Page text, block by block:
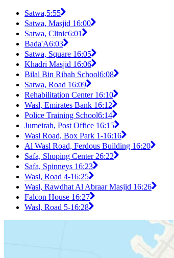
Satwa,5:55
Satwa, Masjid 16:00
Satwa, Clinic6:01
Bada'A6:03
Satwa, Square 16:05
Khadri Masjid 16:06
Bilal Bin Ribah School6:08
Satwa, Road 16:09
Rehabilitation Center 16:10
Wasl, Emirates Bank 16:12
Police Training School6:14
Jumeirah, Post Office 16:15
Wasl Road, Box Park 1-16:16
Al Wasl Road, Ferdous Building 16:20
Safa, Shoping Center 26:22
Safa, Spinneys 16:23
Wasl, Road 4-16:25
Wasl, Rawdhat Al Abraar Masjid 16:26
Falcon House 16:27
Wasl, Road 5-16:28